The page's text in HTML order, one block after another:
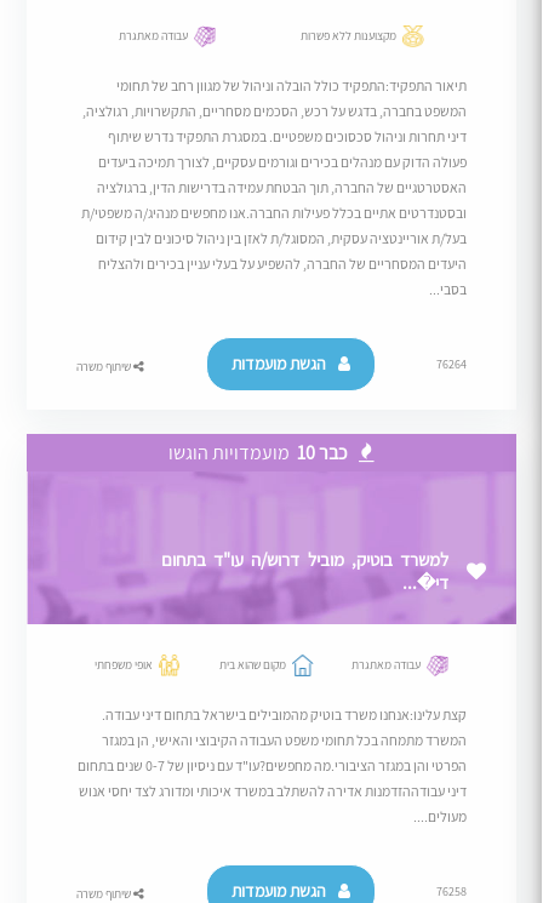
מקצוענות ללא פשרות עבודה מאתגרת
תיאור התפקיד:התפקיד כולל הובלה וניהול של מגוון רחב של תחומי
המשפט בחברה, בדגש על רכש, הסכמים מסחריים, התקשרויות, רגולציה,
דיני תחרות וניהול סכסוכים משפטיים. במסגרת התפקיד נדרש שיתוף
פעולה הדוק עם מנהלים בכירים וגורמים עסקיים, לצורך תמיכה ביעדים
האסטרטגיים של החברה, תוך הבטחת עמידה בדרישות הדין, ברגולציה
ובסטנדרטים אתיים בכלל פעילות החברה.אנו מחפשים מנהיג/ה משפטי/ת
בעל/ת אוריינטציה עסקית, המסוגל/ת לאזן בין ניהול סיכונים לבין קידום
היעדים המסחריים של החברה, להשפיע על בעלי עניין בכירים ולהצליח
בסבי...
76264 הגשת מועמדות שיתוף משרה
כבר 10 מועמדויות הוגשו
למשרד בוטיק, מוביל דרוש/ה עו"ד בתחום
די�...
עבודה מאתגרת מקום שהוא בית אופי משפחתי
קצת עלינו:אנחנו משרד בוטיק מהמובילים בישראל בתחום דיני עבודה.
המשרד מתמחה בכל תחומי משפט העבודה הקיבוצי והאישי, הן במגזר
הפרטי והן במגזר הציבורי.מה מחפשים?עו"ד עם ניסיון של 0-7 שנים בתחום
דיני עבודההזדמנות אדירה להשתלב במשרד איכותי ומדורג לצד יחסי אנוש
מעולים....
76258 הגשת מועמדות שיתוף משרה